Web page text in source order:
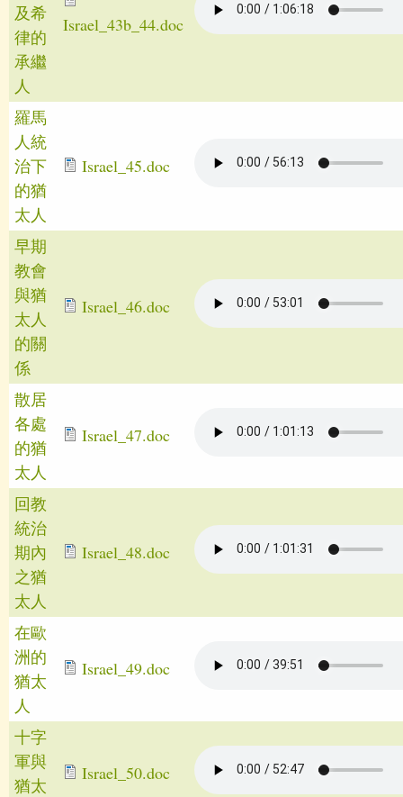
及希
律的
承繼
人
Israel_43b_44.doc
羅馬
人統
治下
的猶
太人
Israel_45.doc
早期
教會
與猶
太人
的關
係
Israel_46.doc
散居
各處
的猶
太人
Israel_47.doc
回教
統治
期內
之猶
太人
Israel_48.doc
在歐
洲的
猶太
人
Israel_49.doc
十字
軍與
猶太
Israel_50.doc